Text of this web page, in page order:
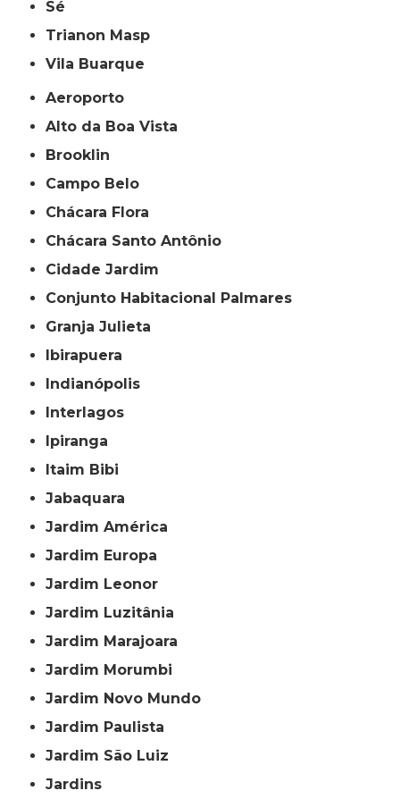
Sé
Trianon Masp
Vila Buarque
Aeroporto
Alto da Boa Vista
Brooklin
Campo Belo
Chácara Flora
Chácara Santo Antônio
Cidade Jardim
Conjunto Habitacional Palmares
Granja Julieta
Ibirapuera
Indianópolis
Interlagos
Ipiranga
Itaim Bibi
Jabaquara
Jardim América
Jardim Europa
Jardim Leonor
Jardim Luzitânia
Jardim Marajoara
Jardim Morumbi
Jardim Novo Mundo
Jardim Paulista
Jardim São Luiz
Jardins